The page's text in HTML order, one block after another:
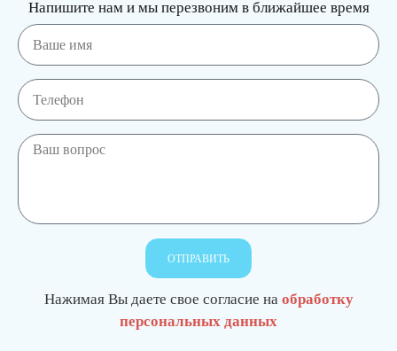
Напишите нам и мы перезвоним в ближайшее время
ОТПРАВИТЬ
Нажимая Вы даете свое согласие на обработку
персональных данных